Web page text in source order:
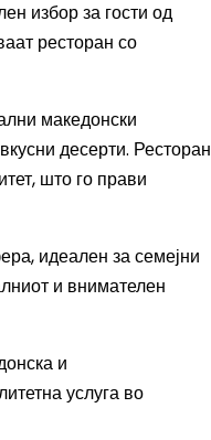
избор за гости од
ресторан со
македонски
десерти. Ресторан
што го прави
идеален за семејни
и внимателен
и
услуга во